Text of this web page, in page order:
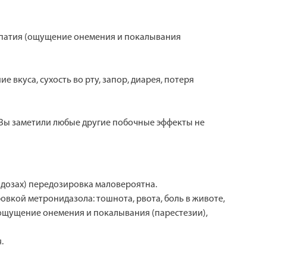
(ощущение онемения и покалывания
вкуса, сухость во рту, запор, диарея, потеря
заметили любые другие побочные эффекты не
передозировка маловероятна.
метронидазола: тошнота, рвота, боль в животе,
онемения и покалывания (парестезии),